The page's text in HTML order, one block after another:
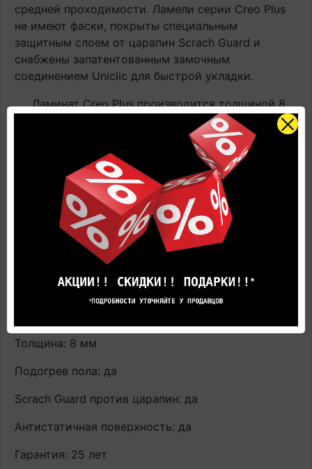
средней проходимости. Ламели серии Creo Plus
не имеют фаски, покрыты специальным
защитным слоем от царапин Scrach Guard и
снабжены запатентованным замочным
соединением Uniclic для быстрой укладки.
Ламинат Creo Plus производится толщиной 8
мм, гарантия на эксплуатацию пола в жилых
помещениях составляет 25 лет.
Купить Ламинат Quick-Step Creo Plus
влагостойкий Дуб Вирджиния белый CRP5332
32 класспо цене производителя с доставкой вы
всегда можете в фирменном салоне напольных
покрытий Quick-Step.
Коллекция: Creo Plus
Длина доски: 120 см
Толщина: 8 мм
Подогрев пола: да
Scrach Guard против царапин: да
Антистатичная поверхность: да
Гарантия: 25 лет